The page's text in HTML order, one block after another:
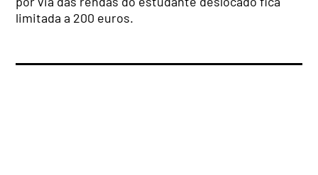
limitada a 200 euros.